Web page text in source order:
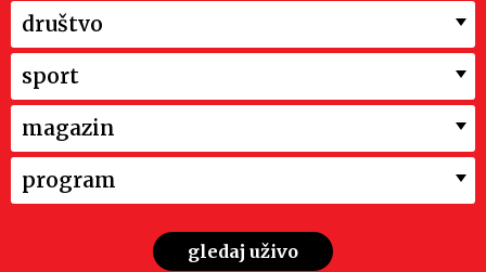
društvo
sport
magazin
program
gledaj uživo